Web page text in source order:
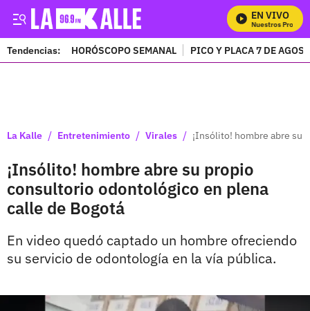
EN VIVO
Mira Todos Nuestros
Tendencias: HORÓSCOPO SEMANAL PICO Y PLACA 7 DE
La Kalle / Entretenimiento / Virales / ¡Insólito! hombre abre su
¡Insólito! hombre abre su propio
consultorio odontológico en plena
calle de Bogotá
En video quedó captado un hombre ofreciendo
su servicio de odontología en la vía pública.